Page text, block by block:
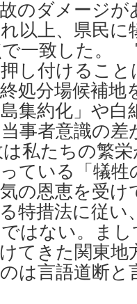
のダメージ
以上、県民
一致した。
し付けるこ
処分場候補地
集約化」や白
事者意識の
私たちの繁栄
ている「犠
の恩恵を受
特措法に従
はない。ま
てきた関東
は言語道断